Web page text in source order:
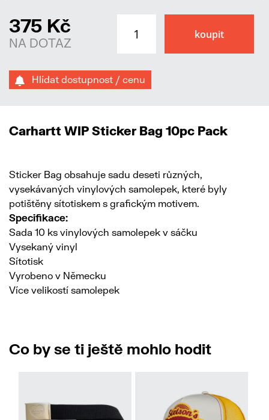
375 Kč
NA DOTAZ
Hlídat dostupnost / cenu
Carhartt WIP Sticker Bag 10pc Pack
Sticker Bag obsahuje sadu deseti různých,
vysekávaných vinylových samolepek, které byly
potištěny sítotiskem s grafickým motivem.
Specifikace:
Sada 10 ks vinylových samolepek v sáčku
Vysekaný vinyl
Sítotisk
Vyrobeno v Německu
Více velikostí samolepek
Co by se ti ještě mohlo hodit